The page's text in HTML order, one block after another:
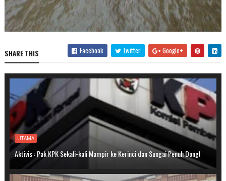
SHARE THIS Facebook Twitter Google+
UTAMA
Aktivis : Pak KPK Sekali-kali Mampir ke Kerinci dan Sungai Penuh Dong!